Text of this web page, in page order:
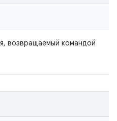
возвращаемый командой